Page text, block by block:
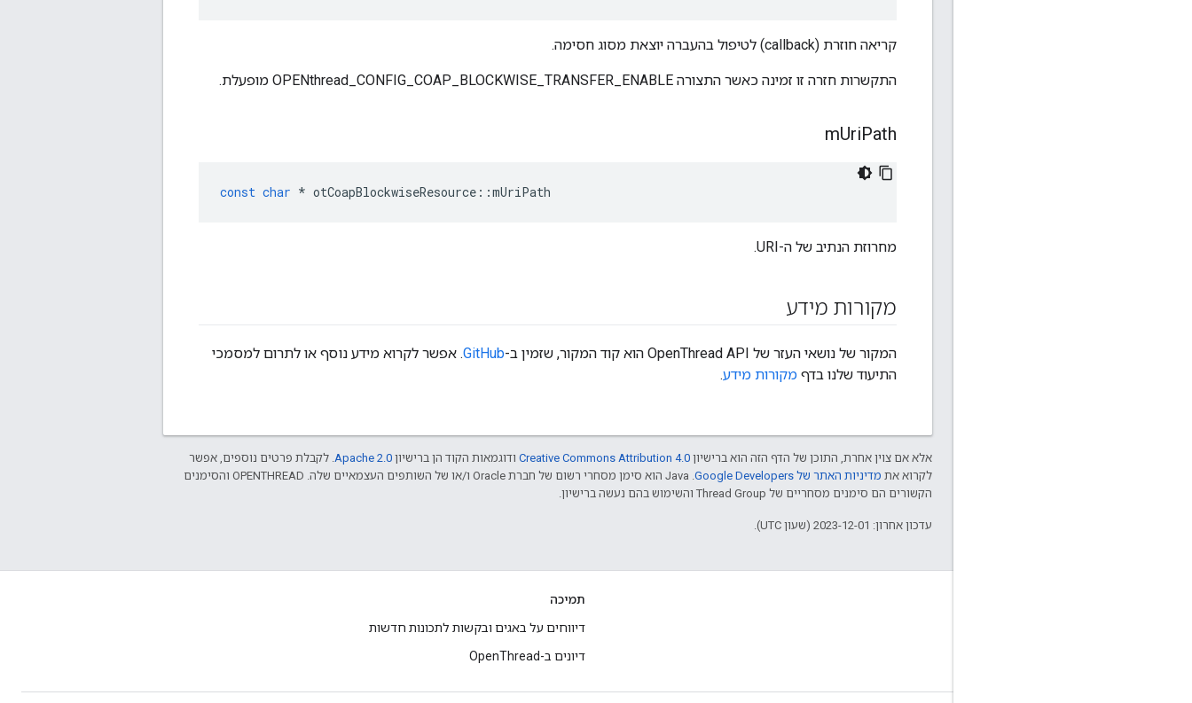
קריאה חוזרת (callback) לטיפול בהעברה יוצאת מסוג חסימה.
התקשרות חזרה זו זמינה כאשר התצורה OPENthread_CONFIG_COAP_BLOCKWISE_TRANSFER_ENABLE מופעלת.
mUriPath
const char * otCoapBlockwiseResource ::mUriPath
מחרוזת הנתיב של ה-URI.
מקורות מידע
המקור של נושאי העזר של OpenThread API הוא קוד המקור, שזמין ב- GitHub. אפשר לקרוא מידע נוסף או לתרום למסמכי
התיעוד שלנו בדף מקורות מידע.
אלא אם צוין אחרת, התוכן של הדף הזה הוא ברישיון Creative Commons Attribution 4.0‏ ודוגמאות הקוד הן ברישיון Apache 2.0‏. לקבלת פרטים נוספים, אפשר
לקרוא את מדיניות האתר של Google Developers‏
.‏ Java הוא סימן מסחרי רשום של חברת Oracle ו/או של השותפים העצמאיים שלה. ‫OPENTHREAD והסימנים
הקשורים הם סימנים מסחריים של Thread Group והשימוש בהם נעשה ברישיון.
עדכון אחרון: 2023-12-01 (שעון UTC).
תמיכה
דיווחים על באגים ובקשות לתכונות חדשות
דיונים ב-OpenThread